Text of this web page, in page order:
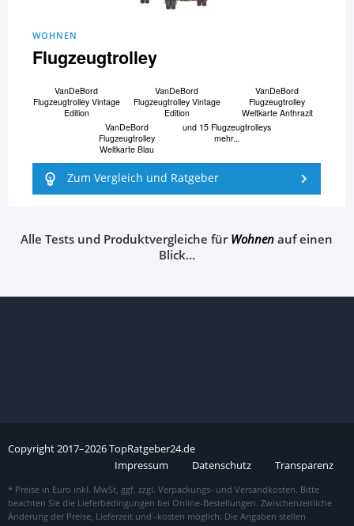
WOHNEN
Flugzeugtrolley
VanDeBord
Flugzeugtrolley Vintage
Edition
VanDeBord
Flugzeugtrolley Vintage
Edition
VanDeBord
Flugzeugtrolley
Weltkarte Anthrazit
VanDeBord
Flugzeugtrolley
Weltkarte Blau
und 15 Flugzeugtrolleys
mehr...
Zum Vergleich und Ratgeber
Alle Tests und Produktvergleiche fürWohnenauf einen
Blick…
Copyright2017–2026TopRatgeber24.de
Impressum
Datenschutz Transparenz